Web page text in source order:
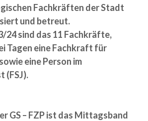
Fachkräften der Stadt
und betreut.
24 sind das 11 Fachkräfte,
Tagen eine Fachkraft für
eine Person im
(FSJ).
GS – FZP ist das Mittagsband